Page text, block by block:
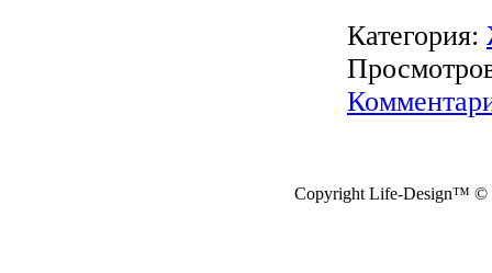
Категория:
Copyright Life-Design™ ©